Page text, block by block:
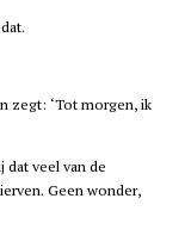
zegt: ‘Tot morgen, ik
dat veel van de
Geen wonder,